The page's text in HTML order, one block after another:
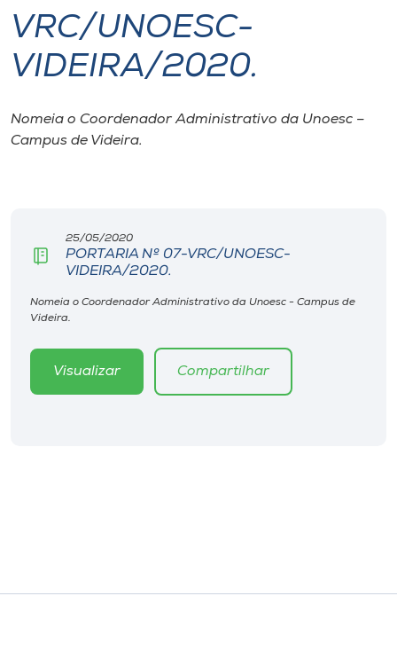
I.nova
Cultura
Biblioteca
Editora
Rádio
VRC/UNOESC-
VIDEIRA/2020.
Nomeia o Coordenador Administrativo da Unoesc –
Campus de Videira.
25/05/2020
PORTARIA Nº 07-VRC/UNOESC-
VIDEIRA/2020.
Nomeia o Coordenador Administrativo da Unoesc - Campus de
Videira.
Visualizar Compartilhar